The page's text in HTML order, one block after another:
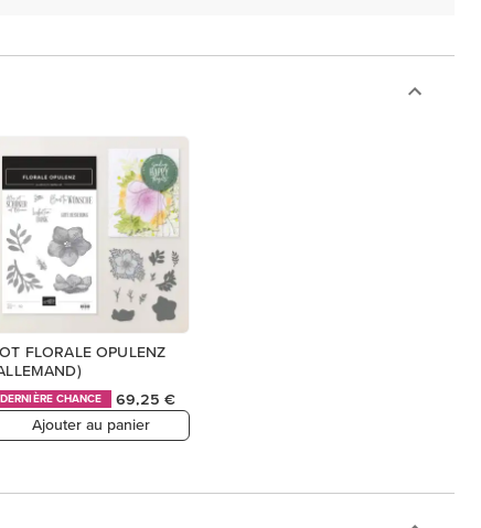
FLORALE OPULENZ
DERNIÈRE CHANCE
69,25 €
Ajouter au panier